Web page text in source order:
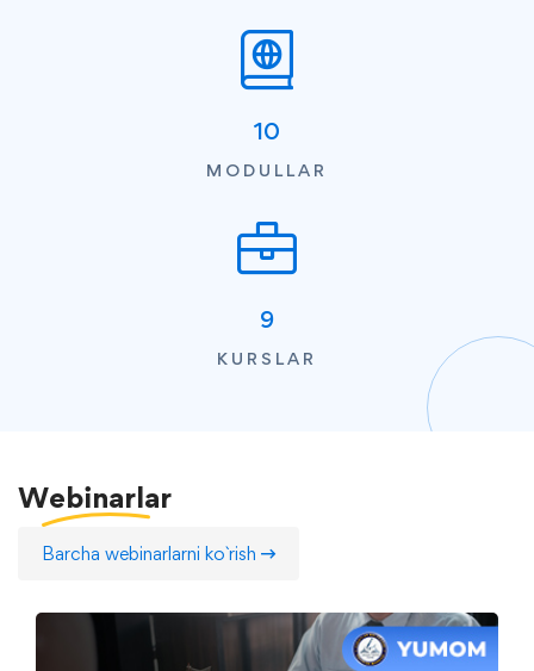
10
MODULLAR
9
KURSLAR
Webinarlar
Barcha webinarlarni ko`rish